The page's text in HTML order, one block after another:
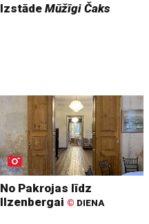
IzstādeMūžīgi Čaks
No Pakrojas līdz
Ilzenbergai © DIENA